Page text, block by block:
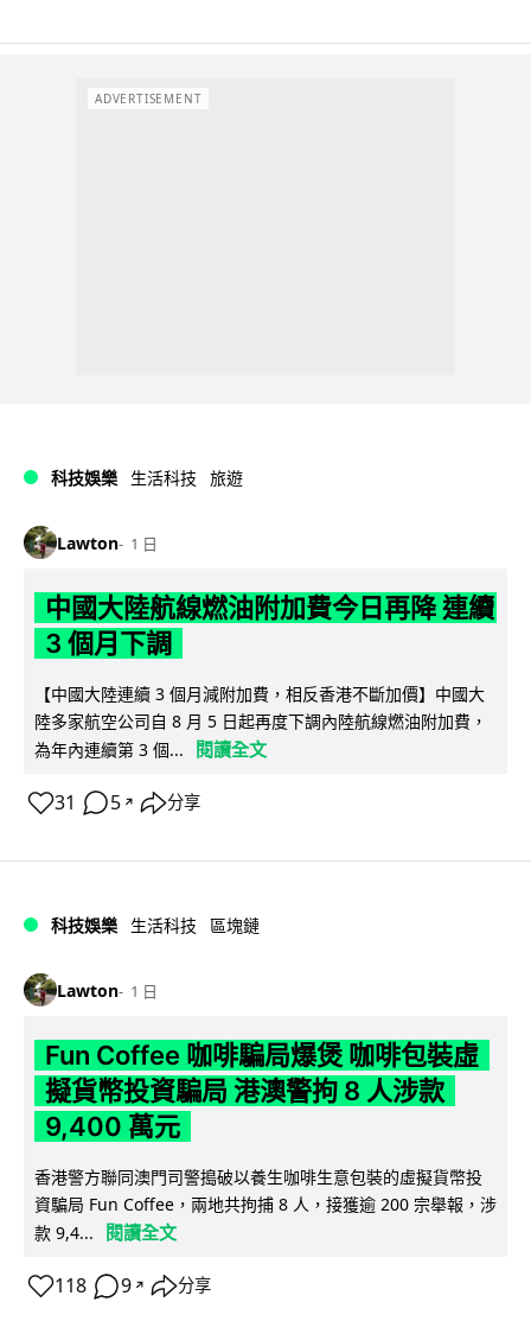
ADVERTISEMENT
科技娛樂 生活科技 旅遊
Lawton 1 日
中國大陸航線燃油附加費今日再降 連續
3 個月下調
【中國大陸連續 3 個月減附加費，相反香港不斷加價】中國大
陸多家航空公司自 8 月 5 日起再度下調內陸航線燃油附加費，
為年內連續第 3 個...
閱讀全文
31 5 ↗ 分享
科技娛樂 生活科技 區塊鏈
Lawton 1 日
Fun Coffee 咖啡騙局爆煲 咖啡包裝虛
擬貨幣投資騙局 港澳警拘 8 人涉款
9,400 萬元
香港警方聯同澳門司警搗破以養生咖啡生意包裝的虛擬貨幣投
資騙局 Fun Coffee，兩地共拘捕 8 人，接獲逾 200 宗舉報，涉
款 9,4...
閱讀全文
118 9 ↗ 分享